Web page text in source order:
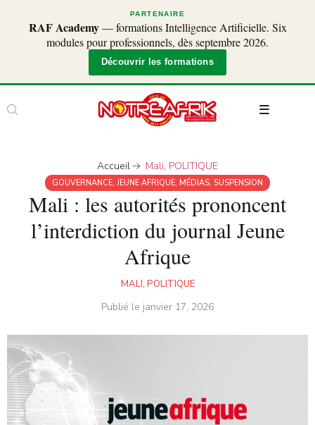
PARTENAIRE
RAF Academy— formations Intelligence Artificielle. Six
modules pour professionnels, dès septembre 2026.
Découvrir les formations
Accueil Mali, POLITIQUE
GOUVERNANCE, JEUNE AFRIQUE, MÉDIAS, SUSPENSION
Mali : les autorités prononcent
l’interdiction du journal Jeune
Afrique
MALI, POLITIQUE
Publié le janvier 17, 2026